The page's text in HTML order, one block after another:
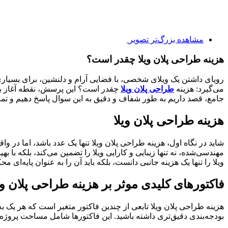
مشاهده بزرگ‌تر تصویر
هزینه طراحی پلان ویلا چقدر است؟
رویای داشتن یک ویلای شخصی، با فضایی آرام و دلنشین، برای
می‌گیرد: هزینه طراحی پلان ویلا چقدر است؟ این پرسش، نقطه آغاز
جامع، قصد داریم به طور شفاف و دقیق به این سوال پاسخ دهیم و
هزینه طراحی پلان ویلا
شاید در نگاه اول، هزینه طراحی پلان ویلا تنها یک عدد باشد،
مهندسی‌شده، نه تنها زیبایی و کارایی ویلا را تضمین می‌کند، بلکه
ویلا را تنها یک هزینه جانبی دانست، بلکه باید آن را به عنوان
فاکتورهای کلیدی موثر بر هزینه طراحی پلان
هزینه طراحی پلان ویلا تابعی از چندین فاکتور متغیر است که هر یک
بودجه‌بندی دقیق‌تری داشته باشید. این فاکتورها شامل مساحت